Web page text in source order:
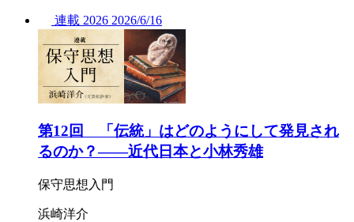
連載 2026 2026/6/16
第12回 「伝統」はどのようにして発見され
るのか？——近代日本と小林秀雄
保守思想入門
浜崎洋介